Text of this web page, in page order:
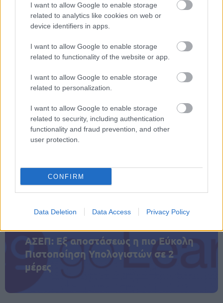
I want to allow Google to enable storage
related to analytics like cookies on web or
device identifiers in apps.
I want to allow Google to enable storage
related to functionality of the website or app.
I want to allow Google to enable storage
related to personalization.
I want to allow Google to enable storage
related to security, including authentication
functionality and fraud prevention, and other
user protection.
CONFIRM
Data Deletion Data Access Privacy Policy
γυναικείες οργανώσεις που στήριξαν τον
αγώνα.
Δεν ζητάμε ελεημοσύνη, απαιτούμεαξιοπρεπή ζωή
. Οργανώνουμε τη δράση μας
με ενότητα και μαζικό αγώνα.
Όλοι στον δρόμο! Όλοι στον αγώνα!
μόνο 2 ημέρες στα χέρια σας
ΑΣΕΠ: Εξ αποστάσεως η πιο Εύκολη
Πιστοποίηση Υπολογιστών σε 2
μέρες